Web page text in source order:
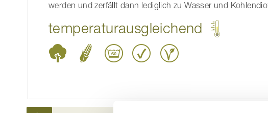
werden und zerfällt dann lediglich zu Wasser und
temperaturausgleichend